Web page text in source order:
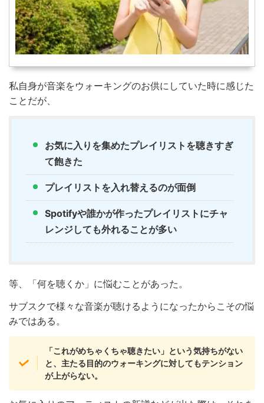
私自身が音楽をウォーキングのお供にしていた時に感じた
ことだが、
お気に入りを集めたプレイリストを聴きすぎ
て飽きた
プレイリストを入れ替えるのが面倒
Spotifyや誰かが作ったプレイリストにチャ
レンジしても外れることが多い
等、「何を聴くか」に悩むことがあった。
サブスクで様々な音楽が聴けるようになったからこその悩
みではある。
「これがめちゃくちゃ聴きたい」という気持ちがない
と、主たる目的のウォーキングに対してもテンション
が上がらない。